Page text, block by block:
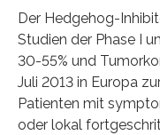
Der Hedgehog-
Studien der Phase I
30-55% und
Juli 2013 in Europa
Patienten mit
oder lokal